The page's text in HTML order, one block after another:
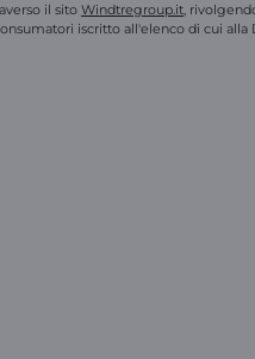
il sito Windtregroup.it,
iscritto all'elenco di cui alla